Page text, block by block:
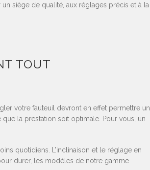
siège de qualité, aux réglages précis et à la
TOUT
votre fauteuil devront en effet permettre un
la prestation soit optimale. Pour vous, un
quotidiens. L’inclinaison et le réglage en
durer, les modèles de notre gamme